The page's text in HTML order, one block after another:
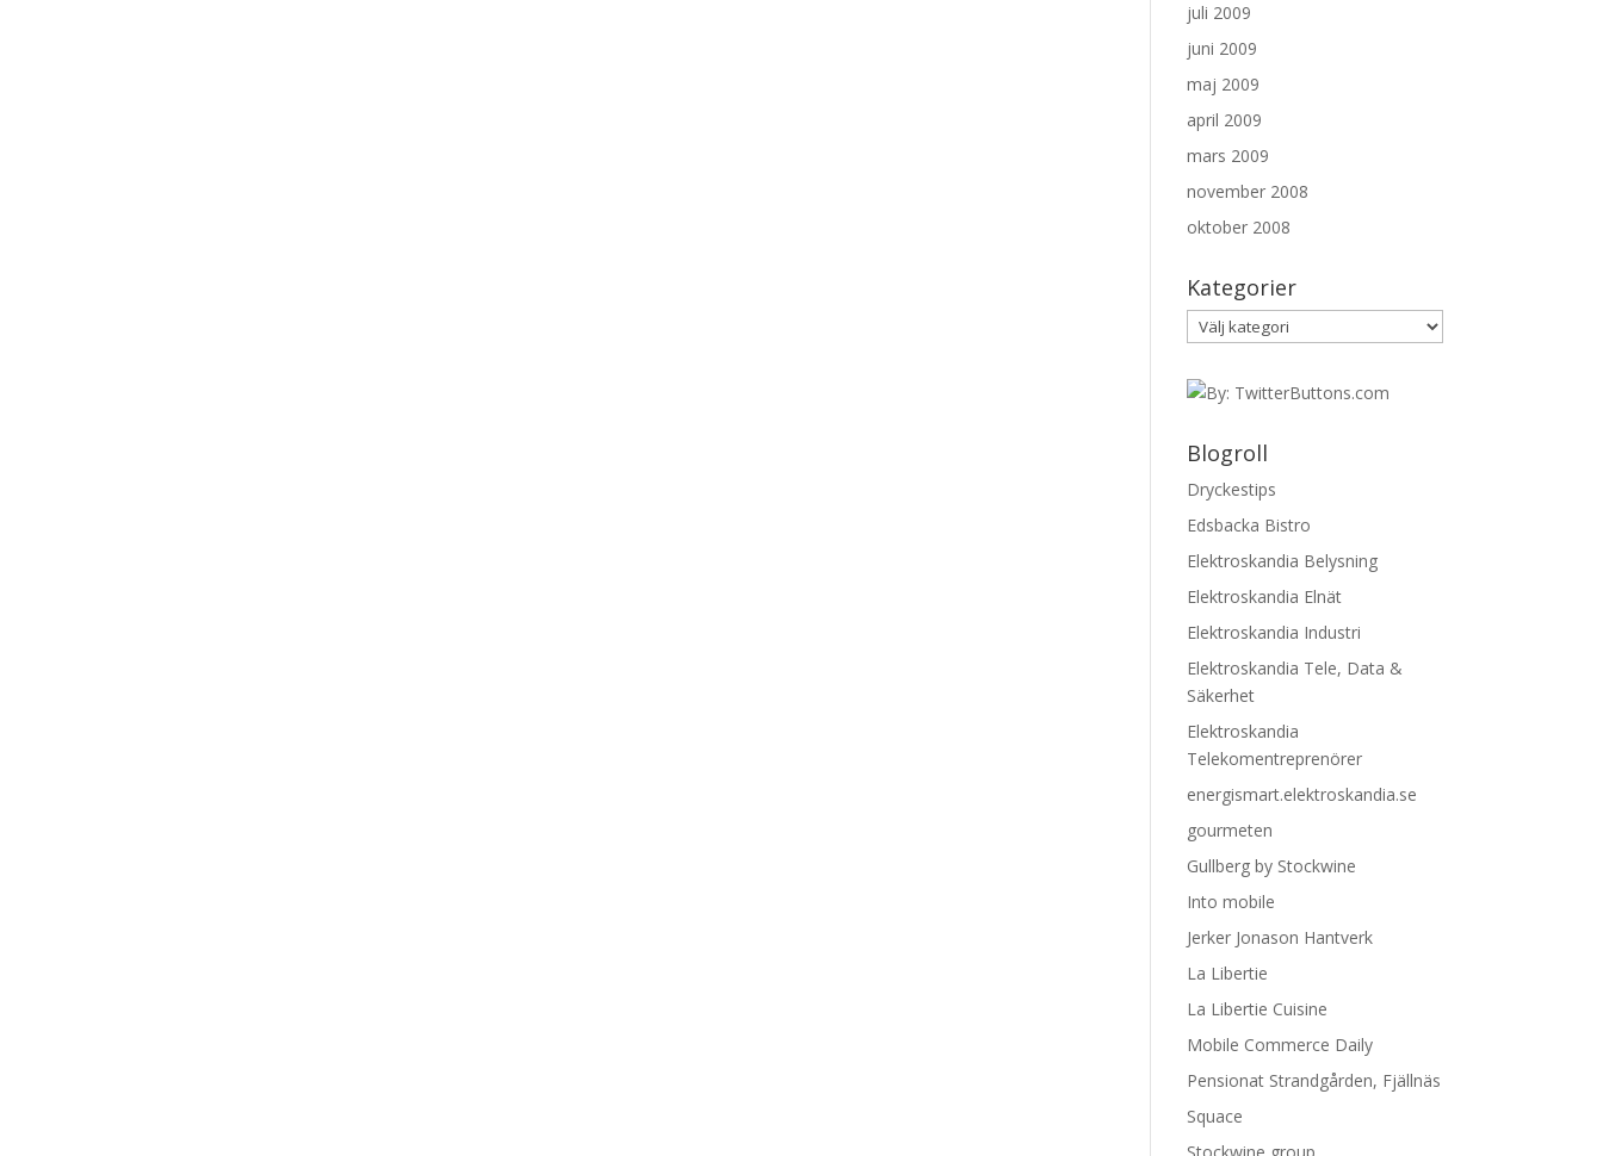
juli 2009
juni 2009
maj 2009
april 2009
mars 2009
november 2008
oktober 2008
Kategorier
Kategorier
Blogroll
Dryckestips
Edsbacka Bistro
Elektroskandia Belysning
Elektroskandia Elnät
Elektroskandia Industri
Elektroskandia Tele, Data &
Säkerhet
Elektroskandia
Telekomentreprenörer
energismart.elektroskandia.se
gourmeten
Gullberg by Stockwine
Into mobile
Jerker Jonason Hantverk
La Libertie
La Libertie Cuisine
Mobile Commerce Daily
Pensionat Strandgården, Fjällnäs
Squace